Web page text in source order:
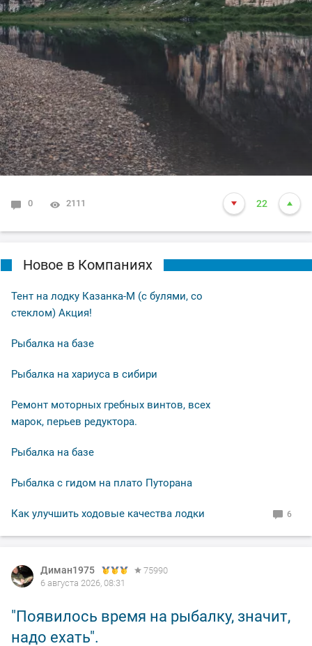
0 2111 22
Новое в Компаниях
Тент на лодку Казанка-М (с булями, со
стеклом) Акция!
Рыбалка на базе
Рыбалка на хариуса в сибири
Ремонт моторных гребных винтов, всех
марок, перьев редуктора.
Рыбалка на базе
Рыбалка с гидом на плато Путорана
Как улучшить ходовые качества лодки 6
Диман1975
75990
6 августа 2026, 08:31
"Появилось время на рыбалку, значит,
надо ехать".